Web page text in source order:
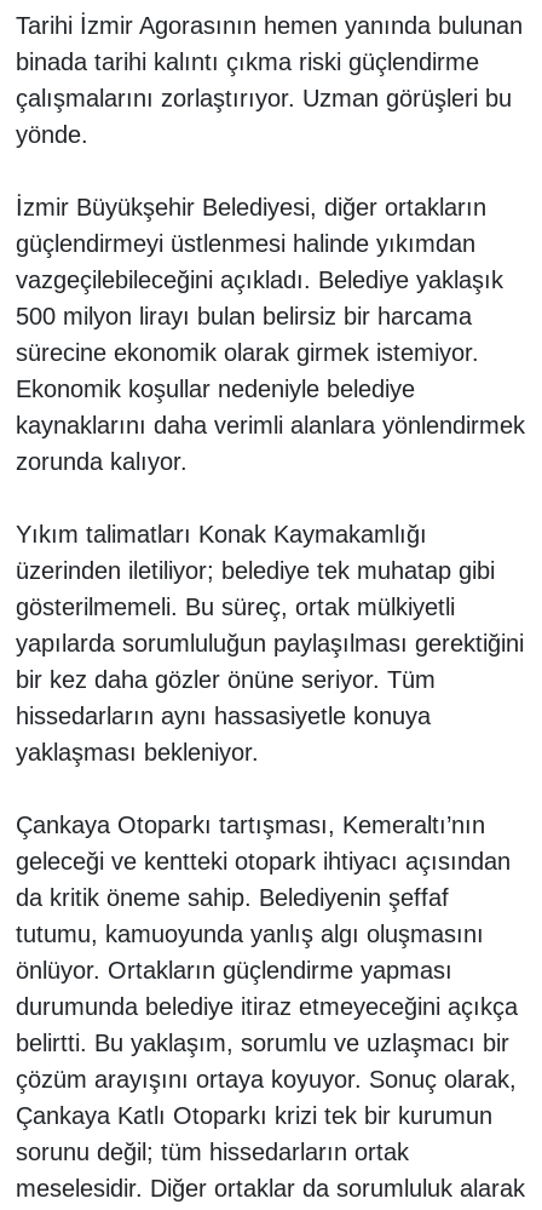
Tarihi İzmir Agorasının hemen yanında bulunan
binada tarihi kalıntı çıkma riski güçlendirme
çalışmalarını zorlaştırıyor. Uzman görüşleri bu
yönde.
İzmir Büyükşehir Belediyesi, diğer ortakların
güçlendirmeyi üstlenmesi halinde yıkımdan
vazgeçilebileceğini açıkladı. Belediye yaklaşık
500 milyon lirayı bulan belirsiz bir harcama
sürecine ekonomik olarak girmek istemiyor.
Ekonomik koşullar nedeniyle belediye
kaynaklarını daha verimli alanlara yönlendirmek
zorunda kalıyor.
Yıkım talimatları Konak Kaymakamlığı
üzerinden iletiliyor; belediye tek muhatap gibi
gösterilmemeli. Bu süreç, ortak mülkiyetli
yapılarda sorumluluğun paylaşılması gerektiğini
bir kez daha gözler önüne seriyor. Tüm
hissedarların aynı hassasiyetle konuya
yaklaşması bekleniyor.
Çankaya Otoparkı tartışması, Kemeraltı’nın
geleceği ve kentteki otopark ihtiyacı açısından
da kritik öneme sahip. Belediyenin şeffaf
tutumu, kamuoyunda yanlış algı oluşmasını
önlüyor. Ortakların güçlendirme yapması
durumunda belediye itiraz etmeyeceğini açıkça
belirtti. Bu yaklaşım, sorumlu ve uzlaşmacı bir
çözüm arayışını ortaya koyuyor. Sonuç olarak,
Çankaya Katlı Otoparkı krizi tek bir kurumun
sorunu değil; tüm hissedarların ortak
meselesidir. Diğer ortaklar da sorumluluk alarak